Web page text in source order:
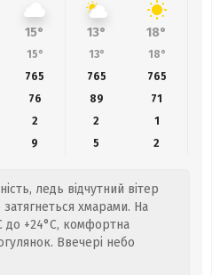
15° 13° 18°
15° 13° 18°
765 765 765
76 89 71
2 2
1
9 5 2
ледь відчутний вітер
хмарами. На
до +24°C, комфортна
Ввечері небо